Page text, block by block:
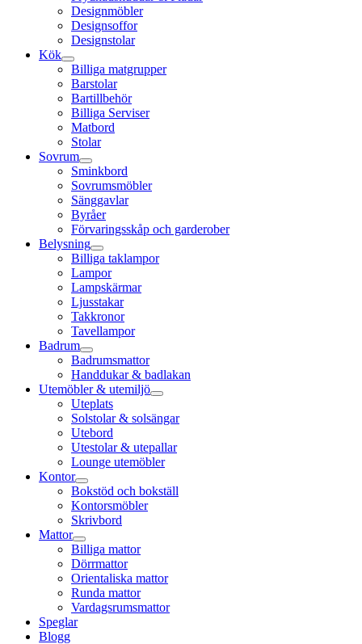
Designmöbler
Designsoffor
Designstolar
Kök
Billiga matgrupper
Barstolar
Bartillbehör
Billiga Serviser
Matbord
Stolar
Sovrum
Sminkbord
Sovrumsmöbler
Sänggavlar
Byråer
Förvaringsskåp och garderober
Belysning
Billiga taklampor
Lampor
Lampskärmar
Ljusstakar
Takkronor
Tavellampor
Badrum
Badrumsmattor
Handdukar & badlakan
Utemöbler & utemiljö
Uteplats
Solstolar & solsängar
Utebord
Utestolar & utepallar
Lounge utemöbler
Kontor
Bokstöd och bokställ
Kontorsmöbler
Skrivbord
Mattor
Billiga mattor
Dörrmattor
Orientaliska mattor
Runda mattor
Vardagsrumsmattor
Speglar
Blogg